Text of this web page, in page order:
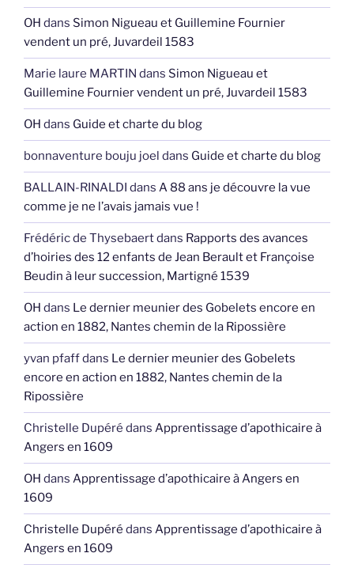
OH dans Simon Nigueau et Guillemine Fournier
vendent un pré, Juvardeil 1583
Marie laure MARTIN dans Simon Nigueau et
Guillemine Fournier vendent un pré, Juvardeil 1583
OH dans Guide et charte du blog
bonnaventure bouju joel dans Guide et charte du blog
BALLAIN-RINALDI dans A 88 ans je découvre la vue
comme je ne l’avais jamais vue !
Frédéric de Thysebaertdans Rapports des avances
d’hoiries des 12 enfants de Jean Berault et Françoise
Beudin à leur succession, Martigné 1539
OH dans Le dernier meunier des Gobelets encore en
action en 1882, Nantes chemin de la Ripossière
yvan pfaffdans Le dernier meunier des Gobelets
encore en action en 1882, Nantes chemin de la
Ripossière
Christelle Dupéré dans Apprentissage d’apothicaire à
Angers en 1609
OH dans Apprentissage d’apothicaire à Angers en
1609
Christelle Dupéré dans Apprentissage d’apothicaire à
Angers en 1609